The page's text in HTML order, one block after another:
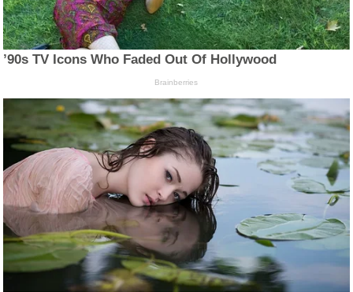
’90s TV Icons Who Faded Out Of Hollywood
Brainberries